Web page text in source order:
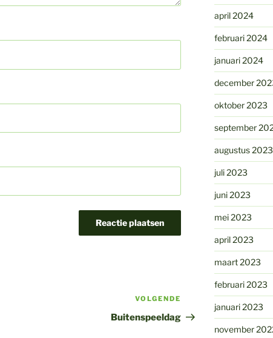
bericht
VOLGENDE
Buitenspeeldag
april 2024
februari 2024
januari 2024
december
oktober 2023
september
augustus 2023
juli 2023
juni 2023
mei 2023
april 2023
maart 2023
februari 2023
januari 2023
november